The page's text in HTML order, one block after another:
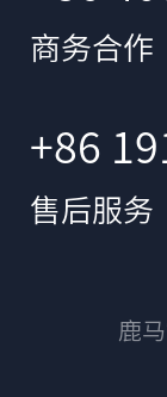
商务合作
+86
售后服务
鹿